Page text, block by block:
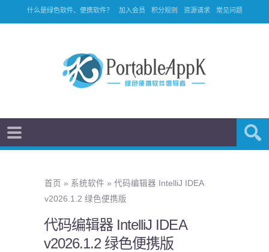
什么是绿色软件、便携软件？ 加入会员 积分规则 资源请求 常见问题
首页 » 系统软件 » 代码编辑器 IntelliJ IDEA
v2026.1.2 绿色便携版
代码编辑器 IntelliJ IDEA
v2026.1.2 绿色便携版